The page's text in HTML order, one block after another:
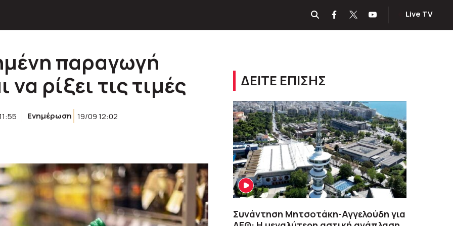
Live TV
παραγωγή
ρίξει τις τιμές
Ενημέρωση 19/09 12:02
ΔΕΙΤΕ ΕΠΙΣΗΣ
Συνάντηση Μητσοτάκη-Αγγελούδη για